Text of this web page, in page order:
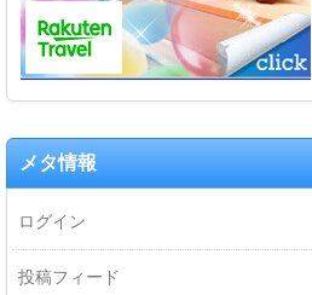
メタ情報
ログイン
投稿フィード